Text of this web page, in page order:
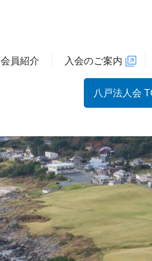
会員紹介 入会のご案内
八戸法人会